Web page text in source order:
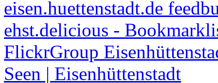
eisen.huettenstadt.de
ehst.delicious -
FlickrGroup
Seen | Eisenhüttenstadt